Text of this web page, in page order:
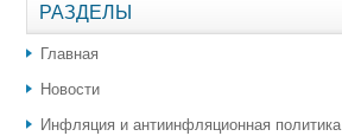
РАЗДЕЛЫ
Главная
Новости
Инфляция и антиинфляционная политика